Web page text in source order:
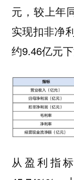
元，较上年
实现扣非净
约9.46亿元下
从盈利指